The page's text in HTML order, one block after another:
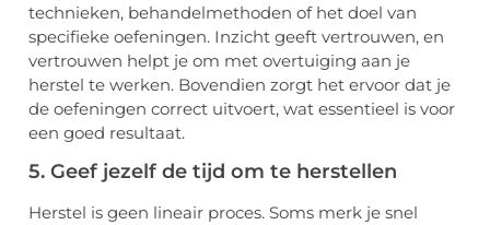
technieken, behandelmethoden of het doel van
specifieke oefeningen. Inzicht geeft vertrouwen, en
vertrouwen helpt je om met overtuiging aan je
herstel te werken. Bovendien zorgt het ervoor dat je
de oefeningen correct uitvoert, wat essentieel is voor
een goed resultaat.
5. Geef jezelf de tijd om te herstellen
Herstel is geen lineair proces. Soms merk je snel